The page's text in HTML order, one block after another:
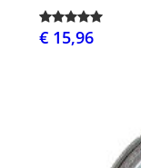
€ 15,96